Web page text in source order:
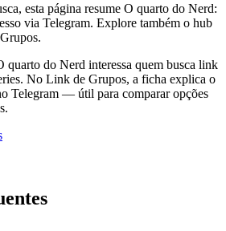
esta página resume O quarto do Nerd:
via Telegram. Explore também o hub
do Nerd interessa quem busca link
No Link de Grupos, a ficha explica o
Telegram — útil para comparar opções